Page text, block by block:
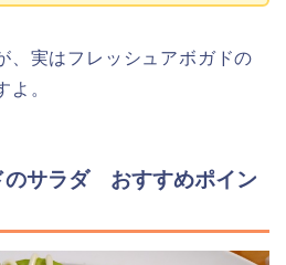
、実はフレッシュアボガドの
よ。
のサラダ おすすめポイン